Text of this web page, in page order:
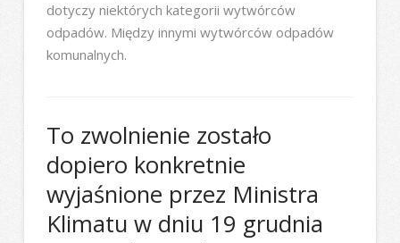
dotyczy niektórych kategorii wytwórców
odpadów. Między innymi wytwórców odpadów
komunalnych.
To zwolnienie zostało
dopiero konkretnie
wyjaśnione przez Ministra
Klimatu w dniu 19 grudnia